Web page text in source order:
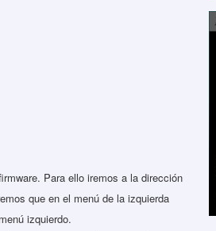
Para ello iremos a la dirección
que en el menú de la izquierda
izquierdo.